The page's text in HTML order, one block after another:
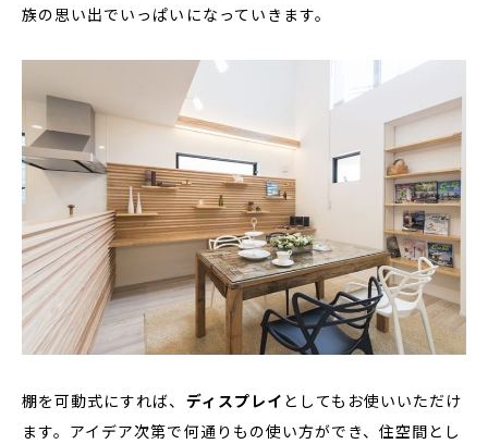
族の思い出でいっぱいになっていきます。
棚を可動式にすれば、 ディスプレイ としてもお使いいただけ
ます。アイデア次第で何通りもの使い方ができ、住空間とし